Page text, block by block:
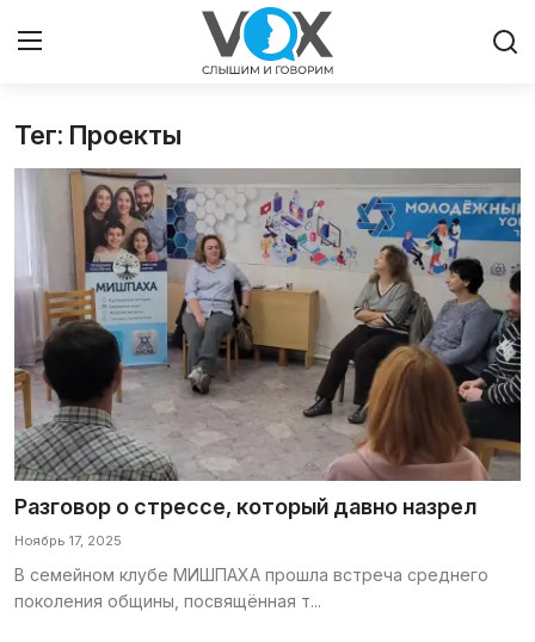
Главная
Община
Милосердие
Культура
Иудаизм
Архивы
Галерея
Тег: Проекты
Разговор о стрессе, который давно назрел
Ноябрь 17, 2025
В семейном клубе МИШПАХА прошла встреча среднего
поколения общины, посвящённая т...